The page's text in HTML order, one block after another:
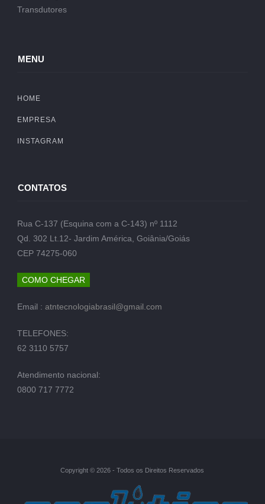
Transdutores
MENU
HOME
EMPRESA
INSTAGRAM
CONTATOS
Rua C-137 (Esquina com a C-143) nº 1112
Qd. 302 Lt.12- Jardim América, Goiânia/Goiás
CEP 74275-060
COMO CHEGAR
Email : atntecnologiabrasil@gmail.com
TELEFONES:
62 3110 5757
Atendimento nacional:
0800 717 7772
Copyright © 2026 - Todos os Direitos Reservados